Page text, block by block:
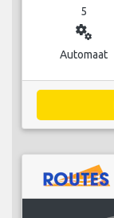
5
miscellaneous_services
Automaat